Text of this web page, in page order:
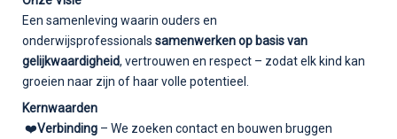
Een samenleving waarin ouders en
onderwijsprofessionals samenwerken op basis van
gelijkwaardigheid, vertrouwen en respect – zodat elk kind kan
groeien naar zijn of haar volle potentieel.
Kernwaarden
❤️Verbinding – We zoeken contact en bouwen bruggen